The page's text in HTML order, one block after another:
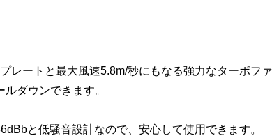
レートと最大風速5.8m/秒にもなる強力なターボファ
ダウンできます。
と低騒音設計なので、安心して使用できます。